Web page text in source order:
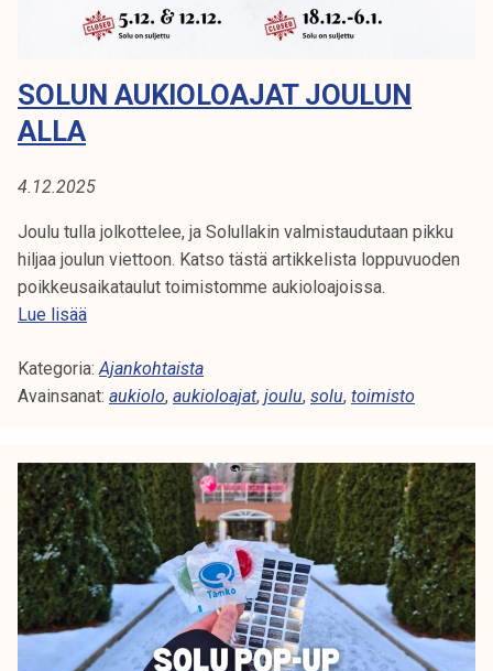
t
v
S
l
u
n
a
k
i
o
a
i
k
o
i
SOLUN AUKIOLOAJAT JOULUN
ALLA
4.12.2025
Joulu tulla jolkottelee, ja Solullakin valmistaudutaan pikku
hiljaa joulun viettoon. Katso tästä artikkelista loppuvuoden
poikkeusaikataulut toimistomme aukioloajoissa.
Lue lisääS
l
u
u
k
i
o
l
o
Kategoria:Ajankohtaista
Avainsanat: aukiolo, aukioloajat, joulu, solu, toimisto